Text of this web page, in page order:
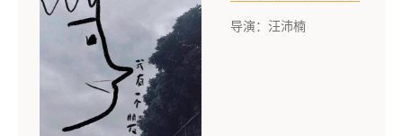
导演：汪沛楠